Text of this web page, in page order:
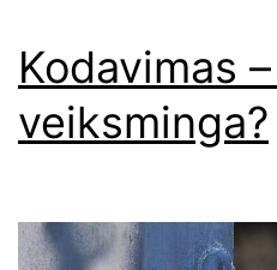
Kodavimas
veiksminga?